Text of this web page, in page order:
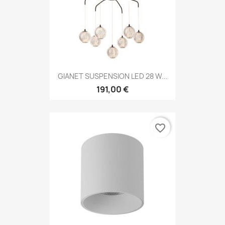
GIANET SUSPENSION LED 28 W...
191,00 €
favorite_border